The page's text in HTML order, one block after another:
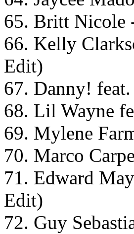
65. Britt Nicole
66. Kelly
Edit)
67. Danny!
68. Lil Wayne
69. Mylene
70. Marco
71. Edward
Edit)
72. Guy